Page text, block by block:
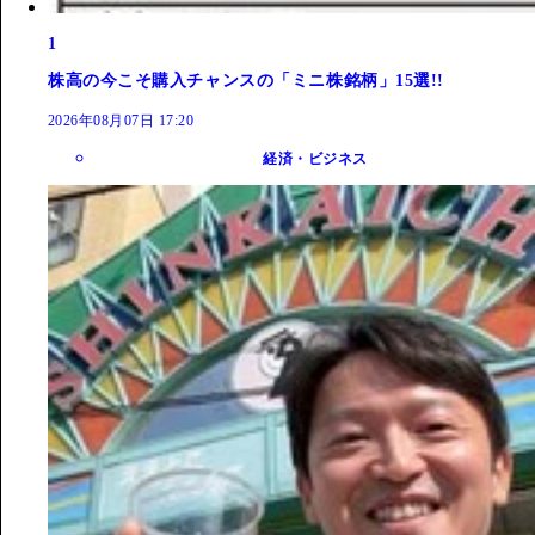
1
株高の今こそ購入チャンスの「ミニ株銘柄」15選!!
2026年08月07日 17:20
経済・ビジネス